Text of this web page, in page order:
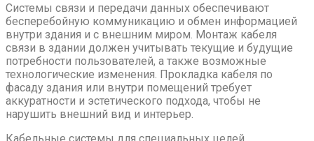
Системы связи и передачи данных обеспечивают
бесперебойную коммуникацию и обмен информацией
внутри здания и с внешним миром. Монтаж кабеля
связи в здании должен учитывать текущие и будущие
потребности пользователей, а также возможные
технологические изменения. Прокладка кабеля по
фасаду здания или внутри помещений требует
аккуратности и эстетического подхода, чтобы не
нарушить внешний вид и интерьер.